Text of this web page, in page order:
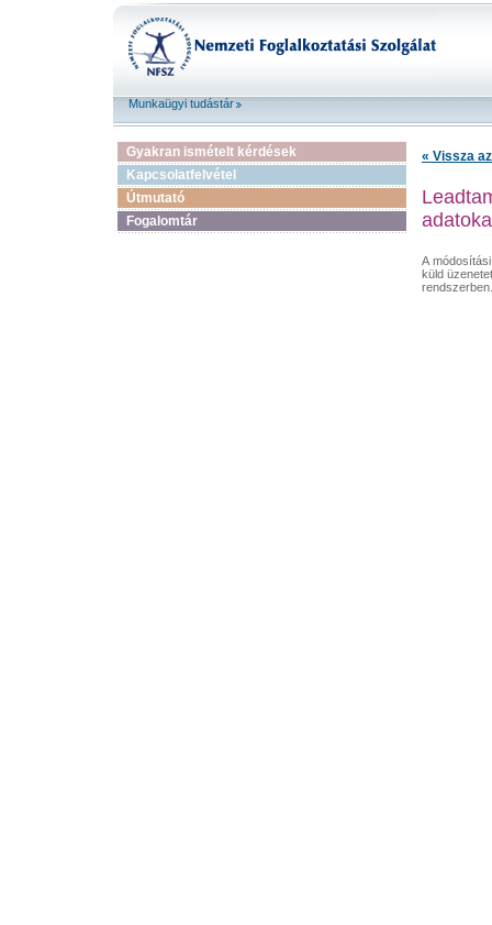
Munkaügyi tudástár
Gyakran ismételt kérdések
Kapcsolatfelvétel
Útmutató
Fogalomtár
« Vissza
A
küld
rendszerben.